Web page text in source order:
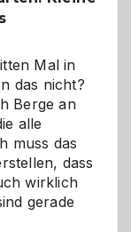
Mal in
das nicht?
Berge an
alle
muss das
dass
wirklich
gerade